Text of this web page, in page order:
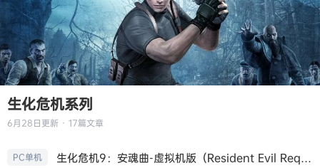
生化危机系列
6月28日更新 · 17篇文章
PC单机 生化危机9：安魂曲-虚拟机版（Resident Evil Requiem HYPERVISOR）免安装中文版